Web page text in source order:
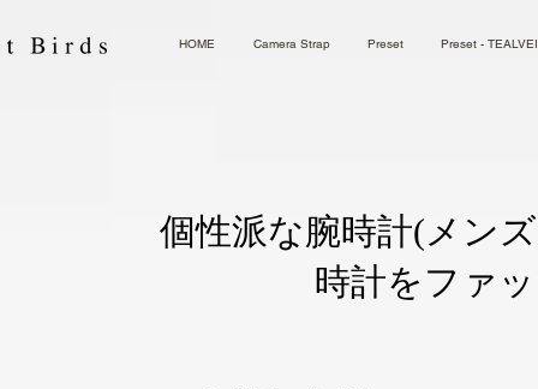
HOME Camera Strap Preset Preset -
個性派な腕時計(メン
時計をファ